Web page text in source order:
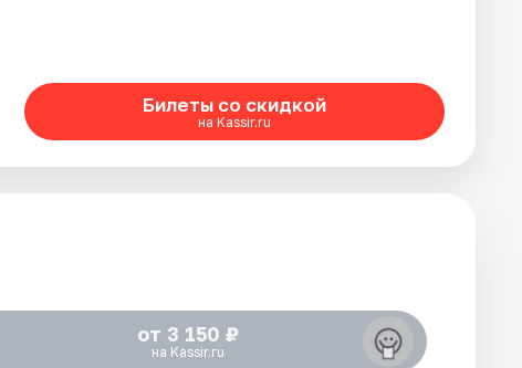
Билеты со скидкой
на Kassir.ru
от 3 150 ₽
на Kassir.ru